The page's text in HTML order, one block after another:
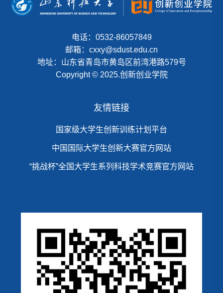
电话：0532-86057849
邮箱：cxxy@sdust.edu.cn
地址：山东省青岛市黄岛区前湾港路579号
Copyright © 2025.创新创业学院
友情链接
国家级大学生创新训练计划平台
中国国际大学生创新大赛官方网站
“挑战杯”全国大学生系列科技学术竞赛官方网站